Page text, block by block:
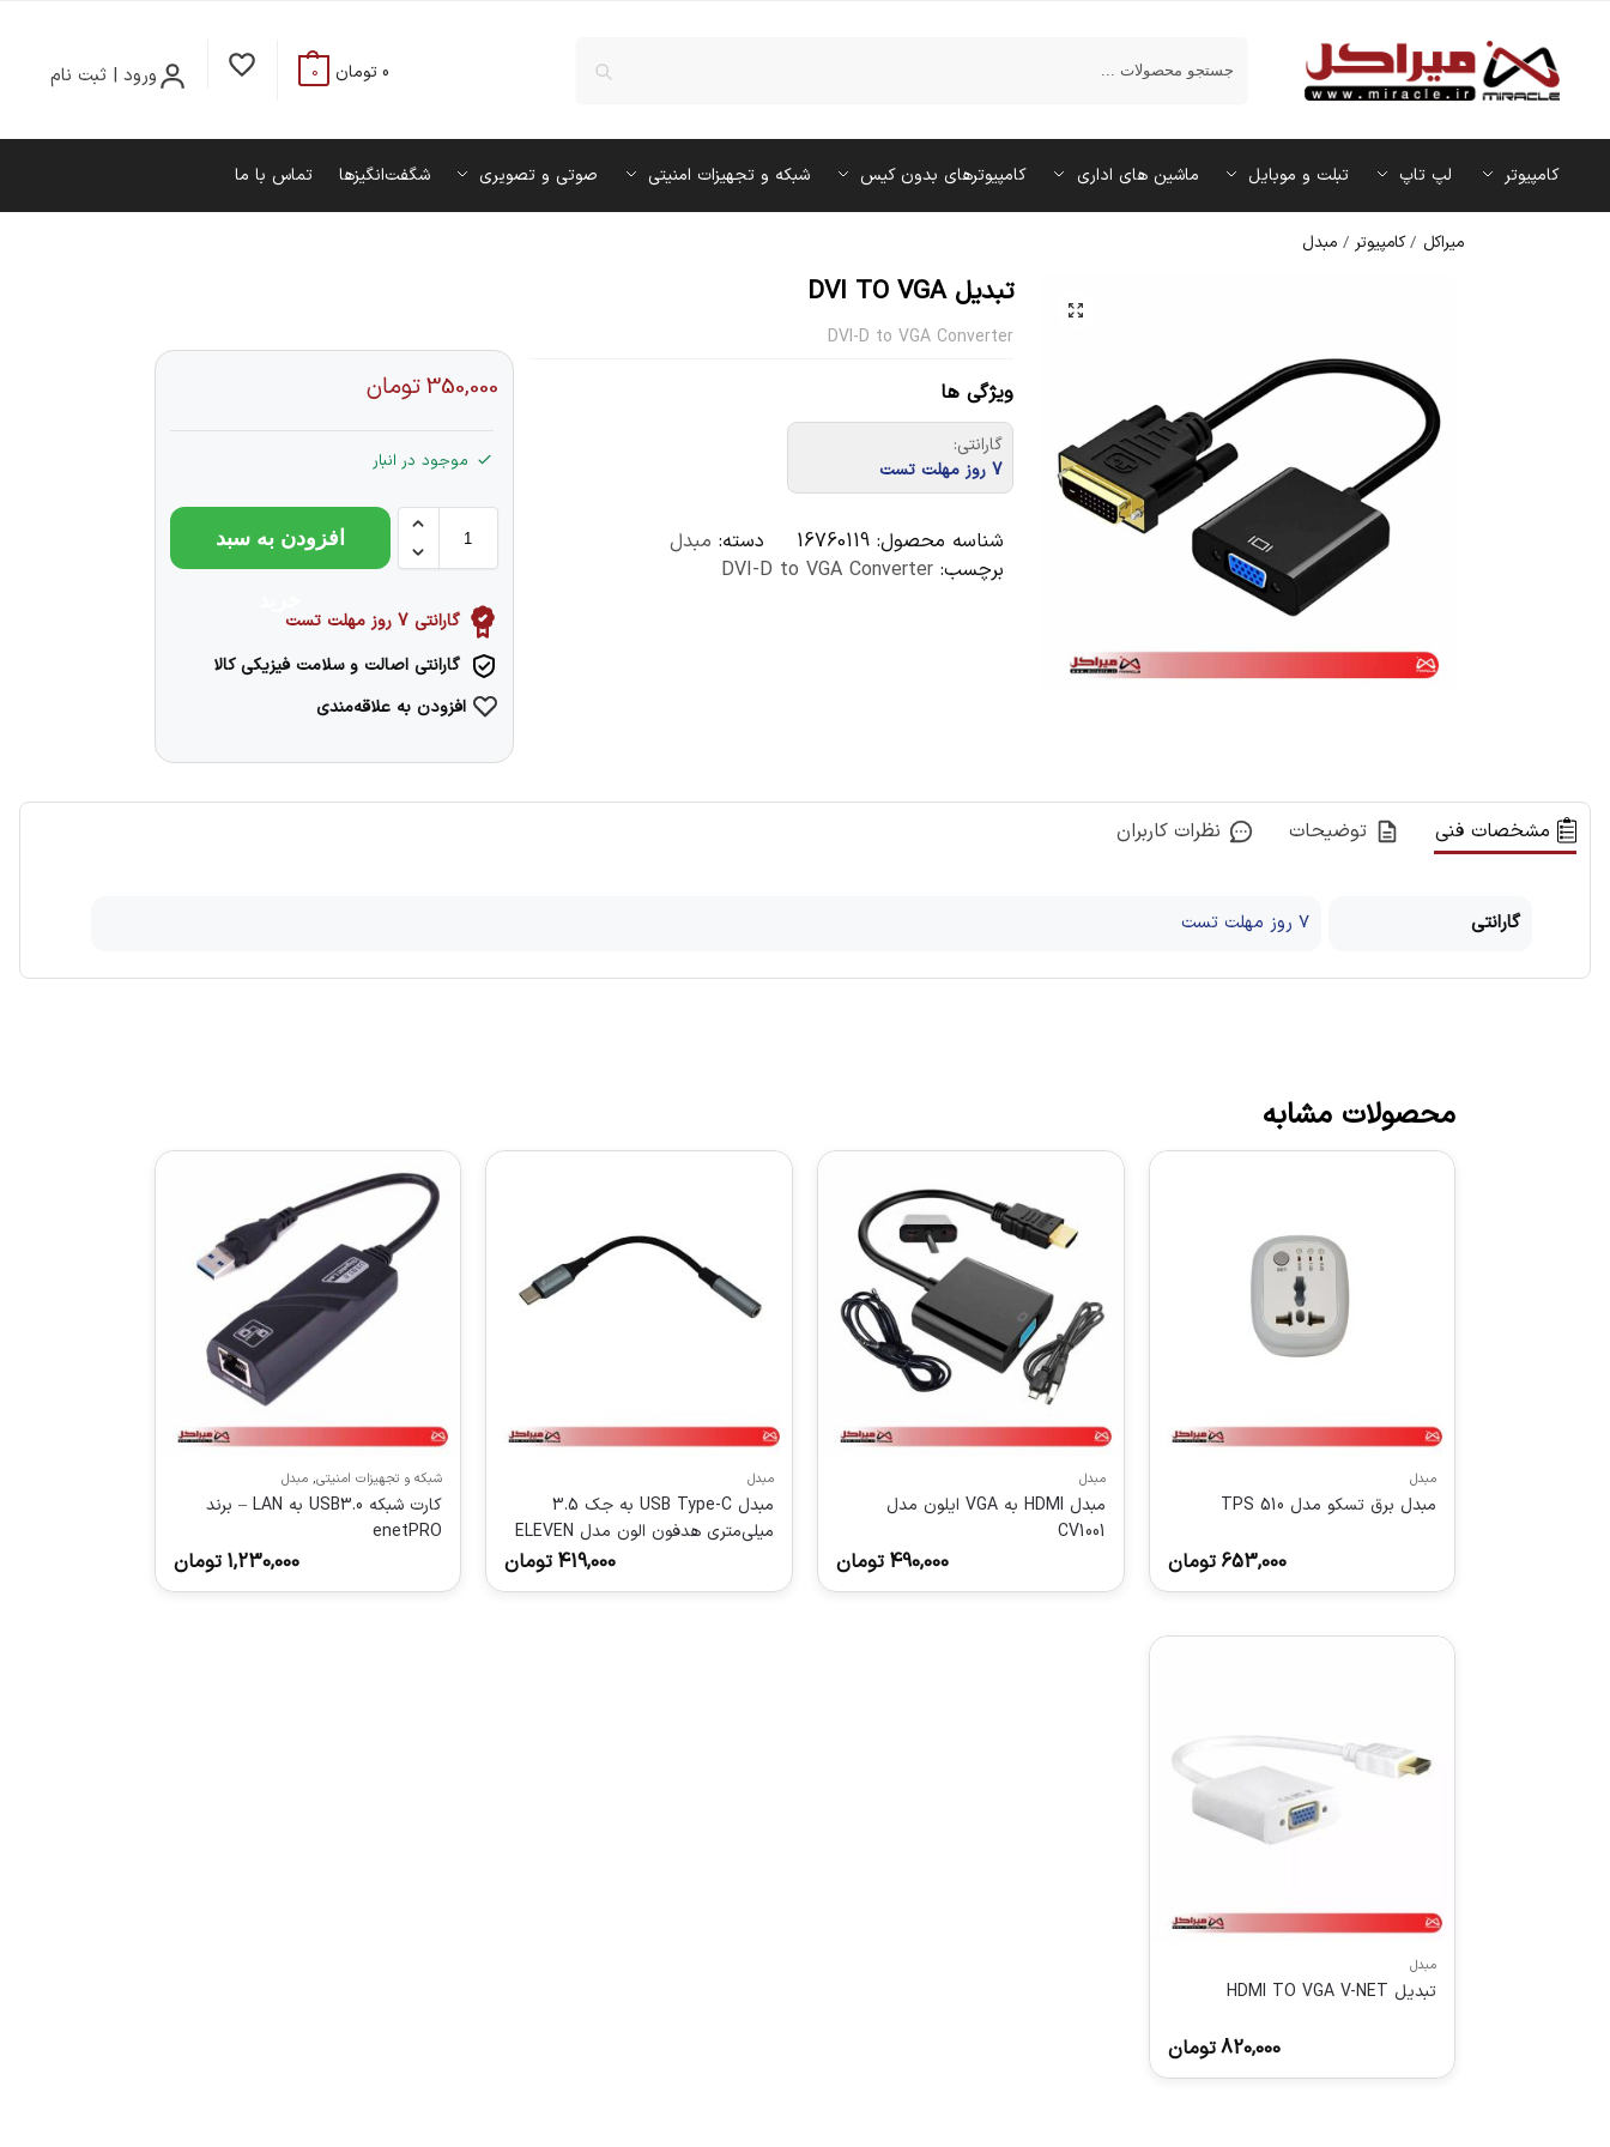
ورود | ثبت نام 0 تومان 0
کامپیوتر لپ تاپ تبلت و موبایل ماشین‌ های اداری کامپیوترهای بدون کیس شبکه و تجهیزات امنیتی صوتی و تصویری شگفت‌انگیزها تماس با ما
میراکل /کامپیوتر /مبدل
تبدیل DVI TO VGA
DVI-D to VGA Converter
ویژگی ها
گارانتی:
7 روز مهلت تست
شناسه محصول:16760119 دسته: مبدل
برچسب:DVI-D to VGA Converter
350,000تومان
موجود در انبار
افزودن به سبد
گارانتی 7 روز مهلت تست
گارانتی اصالت و سلامت فیزیکی کالا
افزودن به علاقه‌مندی
مشخصات فنی توضیحات نظرات کاربران
گارانتی 7 روز مهلت تست
محصولات مشابه
مبدل
مبدل برق تسکو مدل TPS 510
653,000 تومان
مبدل
مبدل HDMI به VGA ایلون مدل
CV1001
490,000 تومان
مبدل
مبدل USB Type-C به جک 3.5
میلی‌متری هدفون الون مدل ELEVEN
419,000 تومان
شبکه و تجهیزات امنیتی, مبدل
کارت شبکه USB3.0 به LAN – برند
enetPRO
1,230,000 تومان
مبدل
تبدیل HDMI TO VGA V-NET
820,000تومان